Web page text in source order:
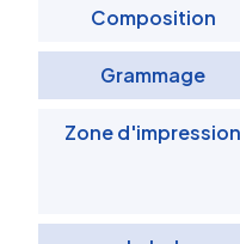
Composition
Grammage
Zone d'impression